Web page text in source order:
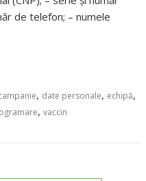
de telefon; – numele
, date personale, echipă,
,vaccin